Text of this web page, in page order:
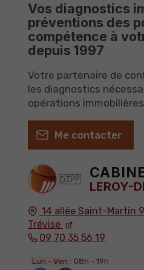
LEROY-
14 allée Saint-Martin
Trévise
09 70 35 56 19
Lun - Ven : 08h - 19h
Vos diagnostics
préventions des
compétence à
depuis 1997
Votre partenaire de
les diagnostics
opérations immobilières
Me contacter